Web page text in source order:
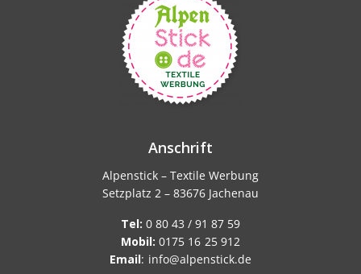
Anschrift
Alpenstick – Textile Werbung
Setzplatz 2 – 83676 Jachenau
Tel: 0 80 43 / 91 87 59
Mobil: 0175 16 25 912
Email: info@alpenstick.de